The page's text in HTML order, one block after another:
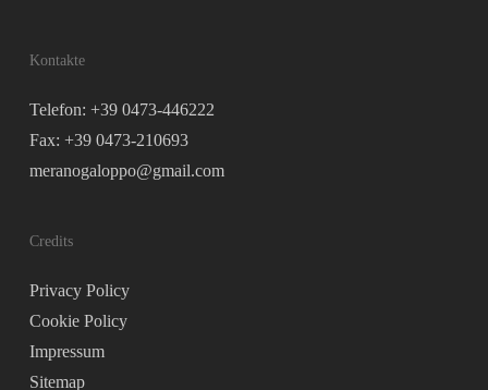
Kontakte
Telefon: +39 0473-446222
Fax: +39 0473-210693
meranogaloppo@gmail.com
Credits
Privacy Policy
Cookie Policy
Impressum
Sitemap